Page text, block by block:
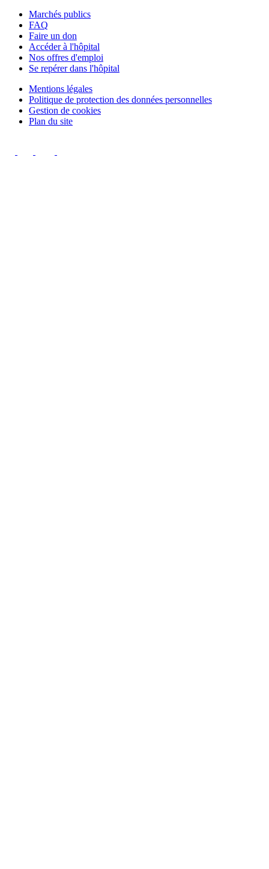
Marchés publics
FAQ
Faire un don
Accéder à l'hôpital
Nos offres d'emploi
Se repérer dans l'hôpital
Mentions légales
Politique de protection des données personnelles
Gestion de cookies
Plan du site